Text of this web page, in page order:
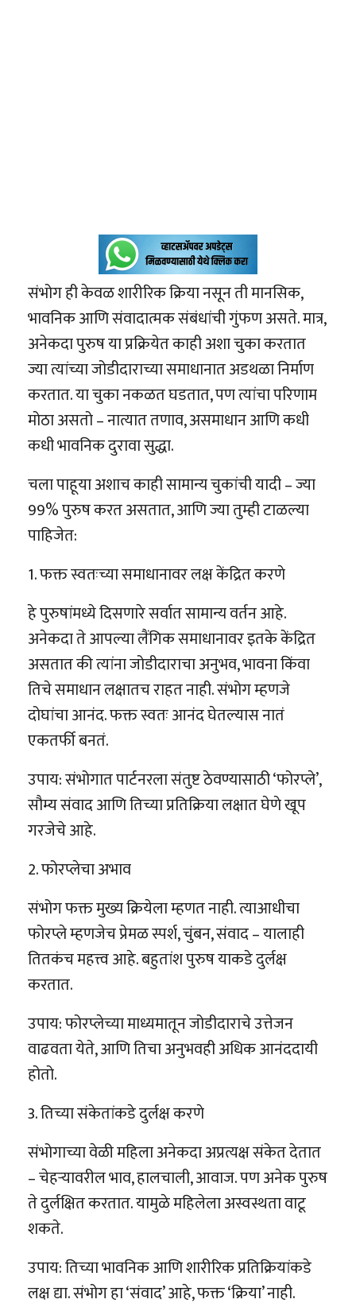
संभोग ही केवळ शारीरिक क्रिया नसून ती मानसिक,
भावनिक आणि संवादात्मक संबंधांची गुंफण असते. मात्र,
अनेकदा पुरुष या प्रक्रियेत काही अशा चुका करतात
ज्या त्यांच्या जोडीदाराच्या समाधानात अडथळा निर्माण
करतात. या चुका नकळत घडतात, पण त्यांचा परिणाम
मोठा असतो – नात्यात तणाव, असमाधान आणि कधी
कधी भावनिक दुरावा सुद्धा.
चला पाहूया अशाच काही सामान्य चुकांची यादी – ज्या
99% पुरुष करत असतात, आणि ज्या तुम्ही टाळल्या
पाहिजेत:
1. फक्त स्वतःच्या समाधानावर लक्ष केंद्रित करणे
हे पुरुषांमध्ये दिसणारे सर्वात सामान्य वर्तन आहे.
अनेकदा ते आपल्या लैंगिक समाधानावर इतके केंद्रित
असतात की त्यांना जोडीदाराचा अनुभव, भावना किंवा
तिचे समाधान लक्षातच राहत नाही. संभोग म्हणजे
दोघांचा आनंद. फक्त स्वतः आनंद घेतल्यास नातं
एकतर्फी बनतं.
उपाय: संभोगात पार्टनरला संतुष्ट ठेवण्यासाठी ‘फोरप्ले’,
सौम्य संवाद आणि तिच्या प्रतिक्रिया लक्षात घेणे खूप
गरजेचे आहे.
2. फोरप्लेचा अभाव
संभोग फक्त मुख्य क्रियेला म्हणत नाही. त्याआधीचा
फोरप्ले म्हणजेच प्रेमळ स्पर्श, चुंबन, संवाद – यालाही
तितकंच महत्त्व आहे. बहुतांश पुरुष याकडे दुर्लक्ष
करतात.
उपाय: फोरप्लेच्या माध्यमातून जोडीदाराचे उत्तेजन
वाढवता येते, आणि तिचा अनुभवही अधिक आनंददायी
होतो.
3. तिच्या संकेतांकडे दुर्लक्ष करणे
संभोगाच्या वेळी महिला अनेकदा अप्रत्यक्ष संकेत देतात
– चेहऱ्यावरील भाव, हालचाली, आवाज. पण अनेक पुरुष
ते दुर्लक्षित करतात. यामुळे महिलेला अस्वस्थता वाटू
शकते.
उपाय: तिच्या भावनिक आणि शारीरिक प्रतिक्रियांकडे
लक्ष द्या. संभोग हा ‘संवाद’ आहे, फक्त ‘क्रिया’ नाही.